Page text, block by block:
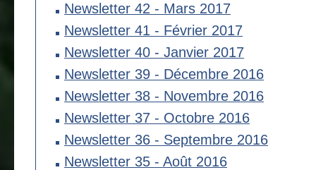
Newsletter 42 - Mars 2017
Newsletter 41 - Février 2017
Newsletter 40 - Janvier 2017
Newsletter 39 - Décembre 2016
Newsletter 38 - Novembre 2016
Newsletter 37 - Octobre 2016
Newsletter 36 - Septembre 2016
Newsletter 35 - Août 2016